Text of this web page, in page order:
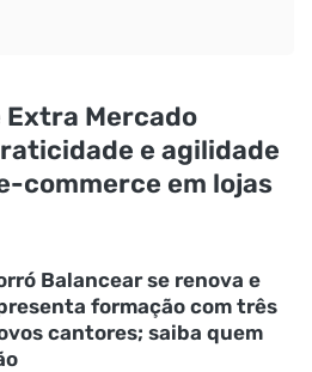
Extra Mercado
e agilidade
commerce em lojas
Balancear se renova e
formação com três
cantores; saiba quem